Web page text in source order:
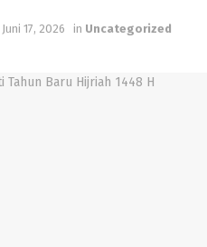
Juni 17, 2026 in Uncategorized